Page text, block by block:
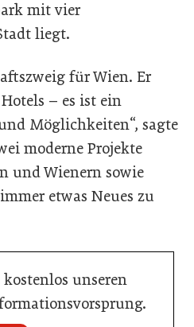
mit vier
liegt.
für Wien. Er
– es ist ein
Möglichkeiten“, sagte
moderne Projekte
und Wienern sowie
etwas Neues zu
unseren